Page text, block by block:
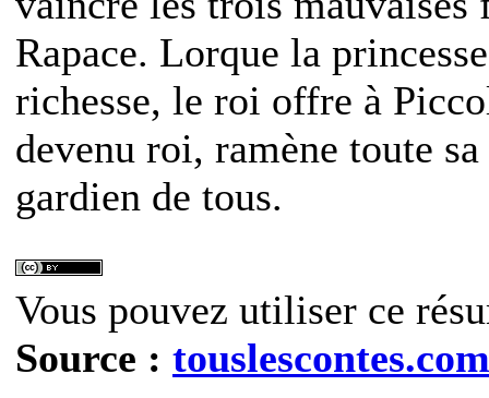
Rapace. Lorque la
richesse, le roi offre à
devenu roi, ramène toute
gardien de tous.
Vous pouvez utiliser ce
Source : touslescontes.com